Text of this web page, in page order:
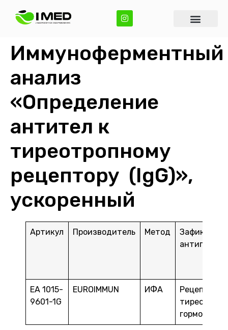
Иммуноферментный
анализ
«Определение
антител к
тиреотропному
рецептору (IgG)»,
ускоренный
Артикул Производитель Метод
антигены
EA 1015-
9601-1G
EUROIMMUN ИФА
Рецептор
гормона